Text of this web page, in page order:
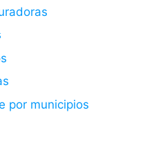
por municipios